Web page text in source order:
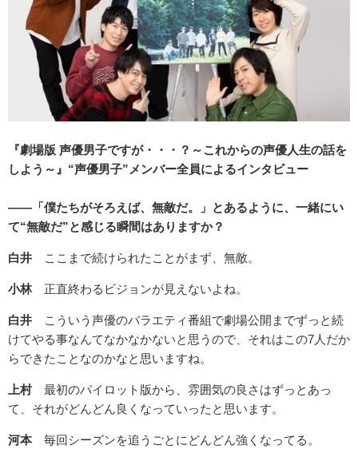
『劇場版 声優男子ですが・・・？～これからの声優人生の話を
しよう～』 “声優男子”メンバー全員によるインタビュー
――「僕たちがそろえば、無敵だ。」とあるように、一緒にい
て“無敵だ”と感じる瞬間はありますか？
白井 ここまで続けられたことがまず、無敵。
小林正直終わるビジョンが見えないよね。
白井
こういう声優のバラエティ番組で劇場公開までずっと続
けてやる事なんてなかなかないと思うので、それはこの7人だか
らできたことなのかなと思いますね。
上村最初のパイロット版から、雰囲気の良さはずっとあっ
て、それがどんどん良くなっていったと思います。
河本 毎回シーズンを追うごとにどんどん強くなってる。